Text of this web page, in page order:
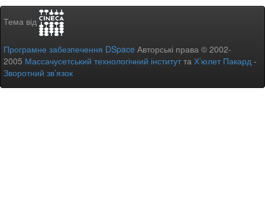
Тема від
Програмне забезпечення DSpace Авторські права © 2002-
2005 Массачусетський технологічний інститутта Х’юлет Пакард -
Зворотний зв’язок